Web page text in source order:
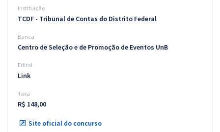
Instituição
TCDF - Tribunal de Contas do Distrito Federal
Banca
Centro de Seleção e de Promoção de Eventos UnB
Edital
Link
Taxa
R$ 148,00
Site oficial do concurso